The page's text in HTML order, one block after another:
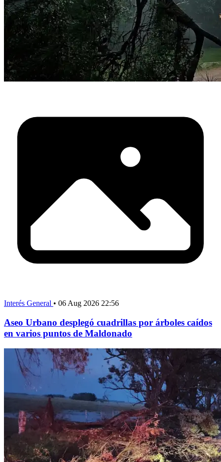
Interés General • 06 Aug 2026 22:56
Aseo Urbano desplegó cuadrillas por árboles caídos
en varios puntos de Maldonado